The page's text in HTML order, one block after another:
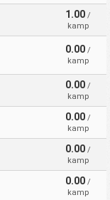
1.00 /
kamp
0.00 /
kamp
0.00 /
kamp
0.00 /
kamp
0.00 /
kamp
0.00 /
kamp